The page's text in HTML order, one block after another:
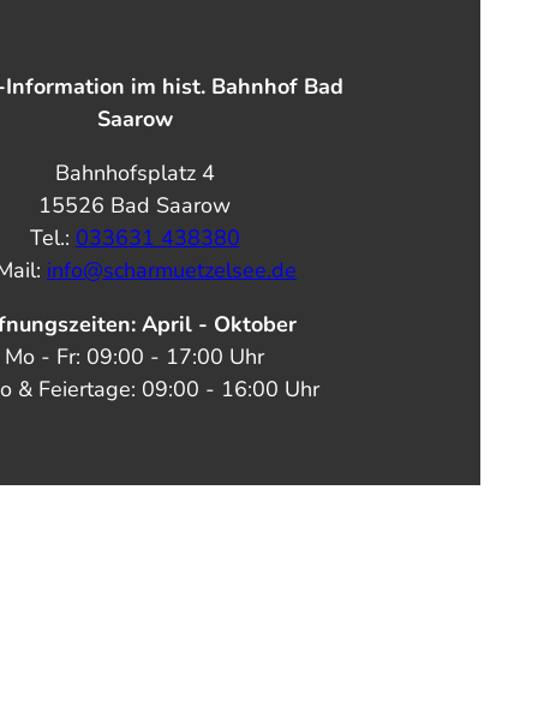
im hist. Bahnhof Bad
Saarow
Bahnhofsplatz 4
15526 Bad Saarow
Tel.: 033631 438380
info@scharmuetzelsee.de
April - Oktober
Mo - Fr: 09:00 - 17:00 Uhr
& Feiertage: 09:00 - 16:00 Uhr